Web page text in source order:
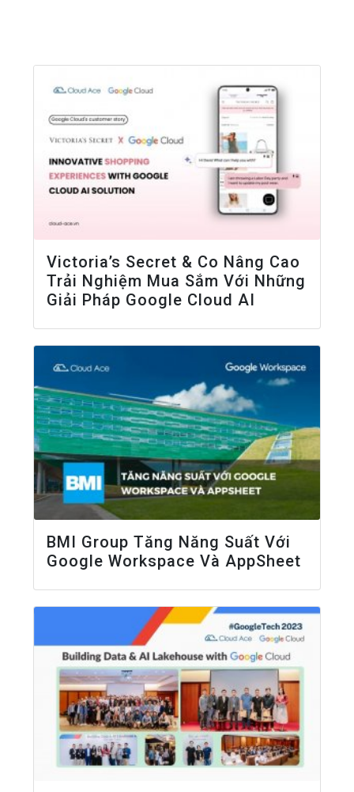
Victoria’s Secret & Co Nâng Cao
Trải Nghiệm Mua Sắm Với Những
Giải Pháp Google Cloud AI
BMI Group Tăng Năng Suất Với
Google Workspace Và AppSheet